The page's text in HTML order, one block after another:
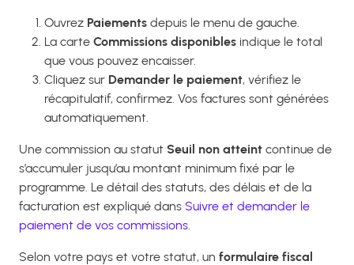
Ouvrez Paiements depuis le menu de gauche.
La carte Commissions disponibles indique le total
que vous pouvez encaisser.
Cliquez sur Demander le paiement, vérifiez le
récapitulatif, confirmez. Vos factures sont générées
automatiquement.
Une commission au statut Seuil non atteint continue de
s’accumuler jusqu’au montant minimum fixé par le
programme. Le détail des statuts, des délais et de la
facturation est expliqué dans Suivre et demander le
paiement de vos commissions
Selon votre pays et votre statut, un formulaire fiscal